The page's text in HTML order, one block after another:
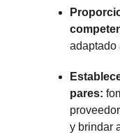
adaptado
pares:
y brindar